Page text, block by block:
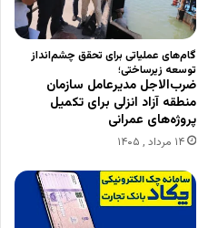
گام‌های عملیاتی برای تحقق چشم‌انداز
توسعه زیرساختی؛
ضرب‌الاجل مدیرعامل سازمان
منطقه آزاد انزلی برای تکمیل
پروژه‌های عمرانی
۱۴ مرداد , ۱۴۰۵